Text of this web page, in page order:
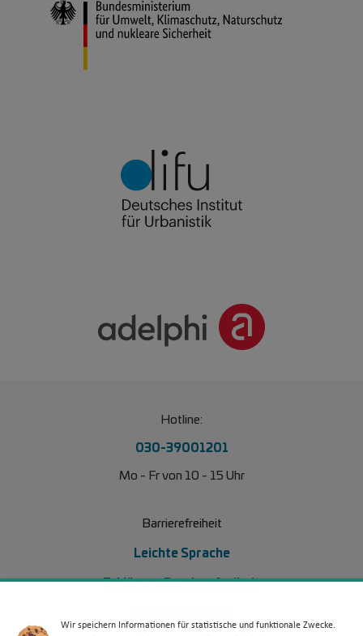
Hotline:
030-39001201
Mo - Fr von 10 - 15 Uhr
Barrierefreiheit
Leichte Sprache
Erklärung Barrierefreiheit
Wir speichern Informationen für statistische und funktionale Zwecke.